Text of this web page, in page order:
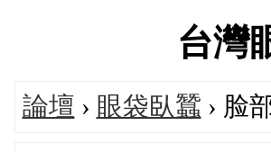
台灣
論壇 › 眼袋臥蠶 › 脸